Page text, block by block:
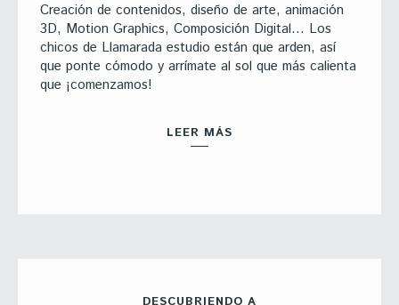
Creación de contenidos, diseño de arte, animación
3D, Motion Graphics, Composición Digital… Los
chicos de Llamarada estudio están que arden, así
que ponte cómodo y arrímate al sol que más calienta
que ¡comenzamos!
LEER MÁS